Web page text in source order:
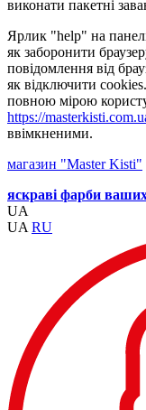
виконати пакетні
Ярлик "help" на
як заборонити
повідомлення від
як відключити
повною мірою
https://
ввімкненими.
магазин "Master Kisti"
яскраві фарби
UA
UA RU